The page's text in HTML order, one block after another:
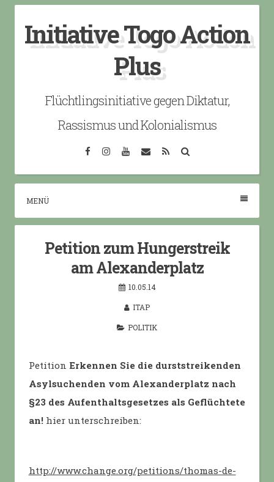
content
Initiative Togo Action
Plus
Flüchtlingsinitiative gegen Diktatur,
Rassismus und Kolonialismus
FacebookInstagramYouTube
EmailRSS
MENÜ
Petition zum Hungerstreik
am Alexanderplatz
10.05.14
ITAP
POLITIK
Petition Erkennen Sie die durststreikenden
Asylsuchenden vom Alexanderplatz nach
§23 des Aufenthaltsgesetzes als Geflüchtete
an!hier unterschreiben:
http://www.change.org/petitions/thomas-de-